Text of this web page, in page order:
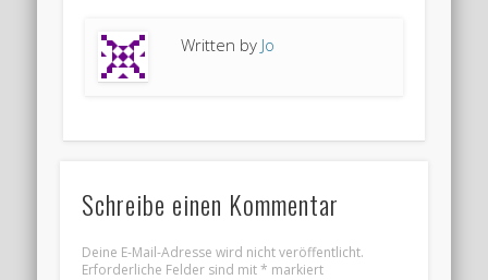
Written by Jo
Schreibe einen Kommentar
Deine E-Mail-Adresse wird nicht veröffentlicht.
Erforderliche Felder sind mit* markiert